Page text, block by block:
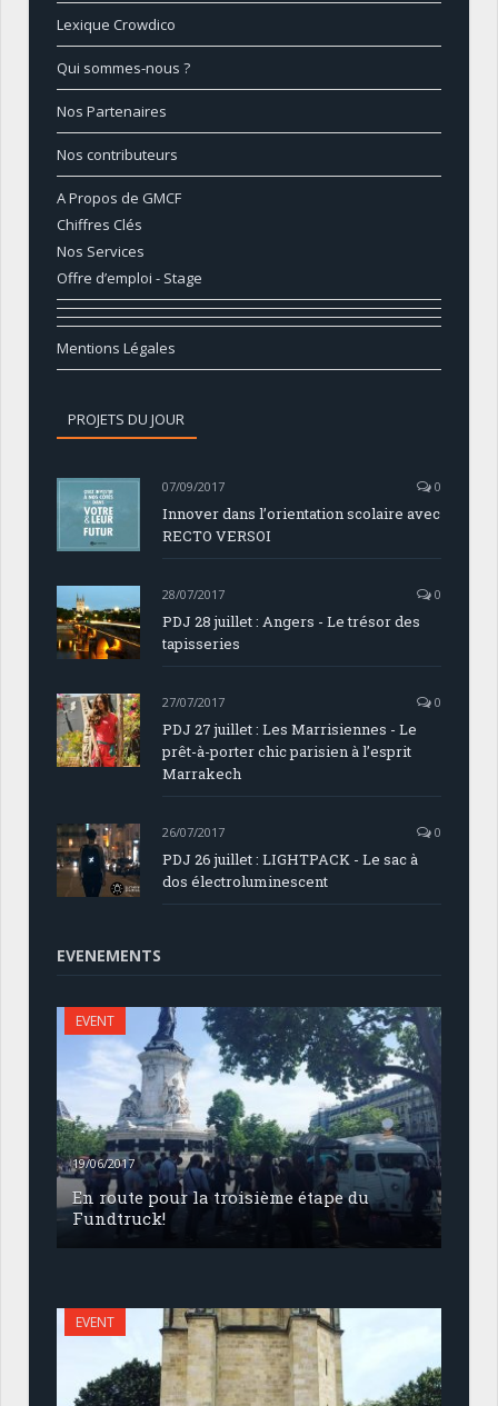
Lexique Crowdico
Qui sommes-nous ?
Nos Partenaires
Nos contributeurs
A Propos de GMCF
Chiffres Clés
Nos Services
Offre d’emploi - Stage
Mentions Légales
PROJETS DU JOUR
07/09/2017 0
Innover dans l’orientation scolaire avec
RECTO VERSOI
28/07/2017 0
PDJ 28 juillet : Angers - Le trésor des
tapisseries
27/07/2017 0
PDJ 27 juillet : Les Marrisiennes - Le
prêt-à-porter chic parisien à l’esprit
Marrakech
26/07/2017 0
PDJ 26 juillet : LIGHTPACK - Le sac à
dos électroluminescent
EVENEMENTS
EVENT
19/06/2017
En route pour la troisième étape du
Fundtruck!
EVENT